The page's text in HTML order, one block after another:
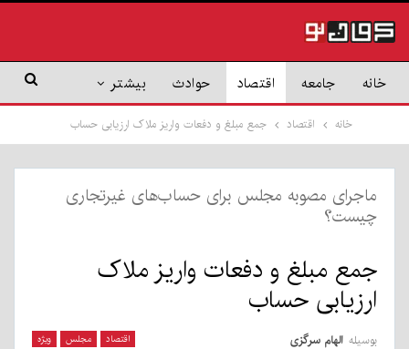
خانه جامعه اقتصاد حوادث بیشتر
خانه اقتصاد جمع مبلغ و دفعات واریز ملاک ارزیابی حساب
ماجرای مصوبه مجلس برای حساب‌های غیرتجاری
چیست؟
جمع مبلغ و دفعات واریز ملاک
ارزیابی حساب
اقتصاد مجلس ویژه بوسیله الهام سرگزی